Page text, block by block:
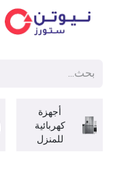
أجهزة
كهربائية
للمنزل